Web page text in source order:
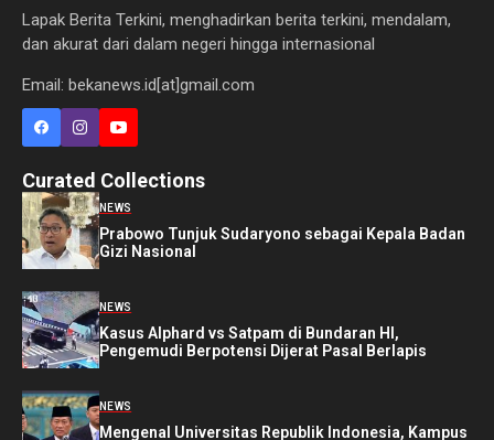
Lapak Berita Terkini, menghadirkan berita terkini, mendalam,
dan akurat dari dalam negeri hingga internasional
Email: bekanews.id[at]gmail.com
Curated Collections
NEWS
Prabowo Tunjuk Sudaryono sebagai Kepala Badan
Gizi Nasional
NEWS
Kasus Alphard vs Satpam di Bundaran HI,
Pengemudi Berpotensi Dijerat Pasal Berlapis
NEWS
Mengenal Universitas Republik Indonesia, Kampus